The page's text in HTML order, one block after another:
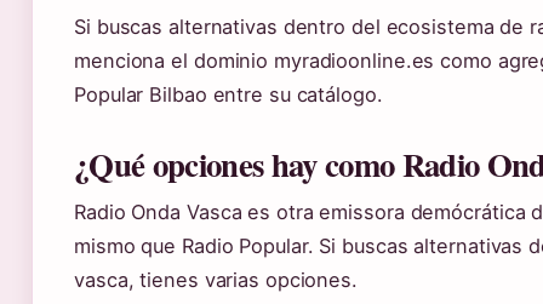
Si buscas alternativas dentro del ecosistema de
menciona el dominio myradioonline.es como
Popular Bilbao entre su catálogo.
¿Qué opciones hay como Radio
Radio Onda Vasca es otra emissora demócrática
mismo que Radio Popular. Si buscas alternativas
vasca, tienes varias opciones.